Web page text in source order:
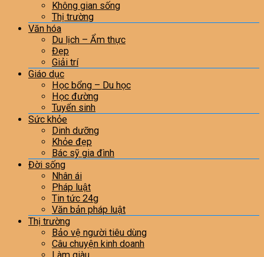
Không gian sống
Thị trường
Văn hóa
Du lịch – Ẩm thực
Đẹp
Giải trí
Giáo dục
Học bổng – Du học
Học đường
Tuyển sinh
Sức khỏe
Dinh dưỡng
Khỏe đẹp
Bác sỹ gia đình
Đời sống
Nhân ái
Pháp luật
Tin tức 24g
Văn bản pháp luật
Thị trường
Bảo vệ người tiêu dùng
Câu chuyện kinh doanh